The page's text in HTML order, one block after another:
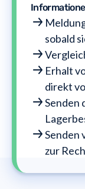
sobald
Erhalt
direkt
Senden
Senden
zur